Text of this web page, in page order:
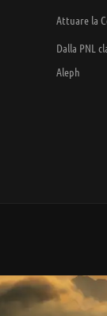
Attuare la
Dalla PNL
Aleph